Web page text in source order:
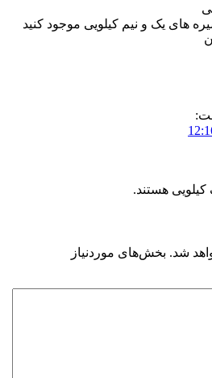
های یک و نیم کیلویی موجود کنید
کیلویی هستند.
شد. بخش‌های موردنیاز